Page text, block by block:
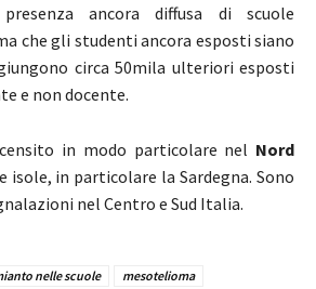
ancora diffusa di scuole
che gli studenti ancora esposti siano
circa 50mila ulteriori esposti
e non docente.
in modo particolare nel Nord
isole, in particolare la Sardegna. Sono
nel Centro e Sud Italia.
nelle scuole mesotelioma